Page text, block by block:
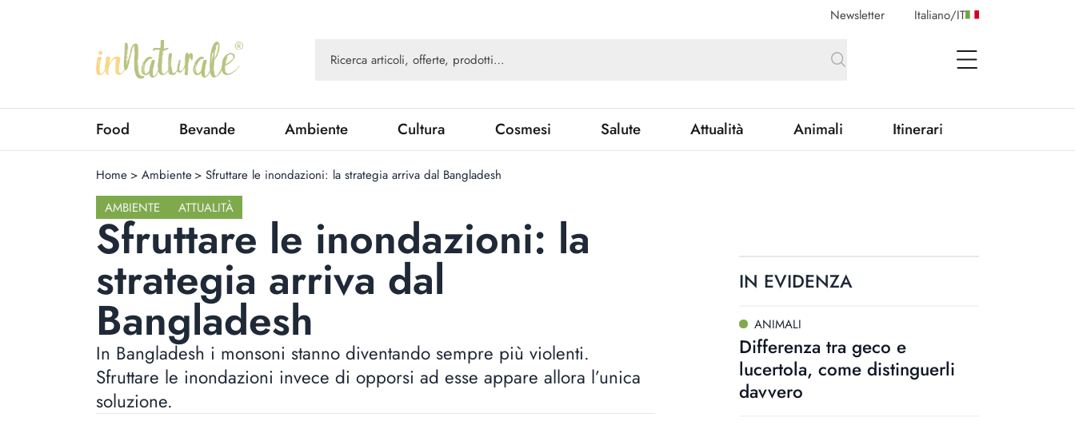
Newsletter Italiano/IT
open Menu
Food Bevande Ambiente Cultura Cosmesi Salute Attualità Animali Itinerari
Home > Ambiente > Sfruttare le inondazioni: la strategia arriva dal Bangladesh
AMBIENTE
ATTUALITÀ
Sfruttare le inondazioni: la
strategia arriva dal
Bangladesh
In Bangladesh i monsoni stanno diventando sempre più violenti.
Sfruttare le inondazioni invece di opporsi ad esse appare allora l’unica
soluzione.
IN EVIDENZA
ANIMALI
Differenza tra geco e
lucertola, come distinguerli
davvero